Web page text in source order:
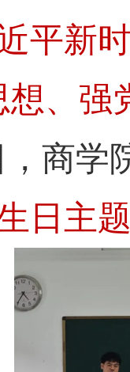
平新
想、强
商学
日主